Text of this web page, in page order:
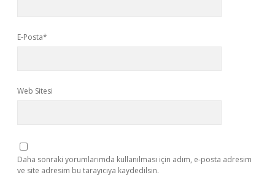
E-Posta*
Web Sitesi
Daha sonraki yorumlarımda kullanılması için adım, e-posta adresim
ve site adresim bu tarayıcıya kaydedilsin.